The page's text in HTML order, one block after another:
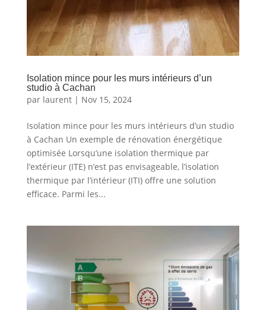
Isolation mince pour les murs intérieurs d’un
studio à Cachan
par laurent| Nov 15, 2024
Isolation mince pour les murs intérieurs d’un studio
à Cachan Un exemple de rénovation énergétique
optimisée Lorsqu’une isolation thermique par
l’extérieur (ITE) n’est pas envisageable, l’isolation
thermique par l’intérieur (ITI) offre une solution
efficace. Parmi les...